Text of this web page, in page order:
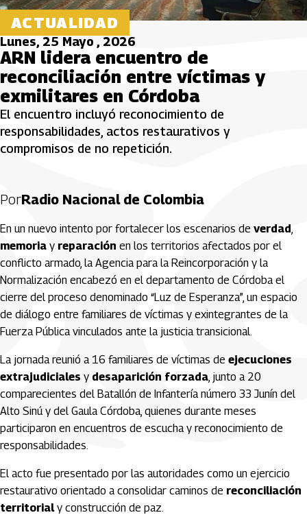
ACTUALIDAD
Lunes, 25 Mayo , 2026
ARN lidera encuentro de
reconciliación entre víctimas y
exmilitares en Córdoba
El encuentro incluyó reconocimiento de
responsabilidades, actos restaurativos y
compromisos de no repetición.
PorRadio Nacional de Colombia
En un nuevo intento por fortalecer los escenarios de verdad,
memoria y reparación en los territorios afectados por el
conflicto armado, laAgencia para la Reincorporación y la
Normalización encabezó en el departamento de Córdobael
cierre del proceso denominado “Luz de Esperanza”, un espacio
de diálogo entre familiares de víctimas y exintegrantes de la
Fuerza Pública vinculados ante la justicia transicional.
La jornada reunió a 16 familiares de víctimas de ejecuciones
extrajudiciales y desaparición forzada, junto a 20
comparecientes del Batallón de Infantería número 33 Junín del
Alto Sinú y del Gaula Córdoba, quienes durante meses
participaron en encuentros de escucha y reconocimiento de
responsabilidades.
El acto fue presentado por las autoridades como un ejercicio
restaurativo orientado a consolidar caminos de reconciliación
territorialy construcción de paz.